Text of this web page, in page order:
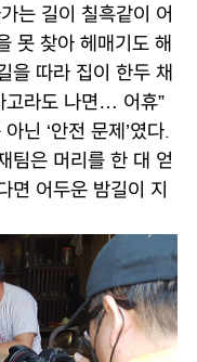
는 길이 칠흑같이 어
못 찾아 헤매기도 해
을 따라 집이 한두 채
고라도 나면… 어휴”
닌 ‘안전 문제’였다.
팀은 머리를 한 대 얻
면 어두운 밤길이 지